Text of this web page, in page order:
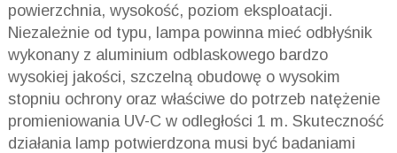
powierzchnia, wysokość, poziom eksploatacji.
Niezależnie od typu, lampa powinna mieć odbłyśnik
wykonany z aluminium odblaskowego bardzo
wysokiej jakości, szczelną obudowę o wysokim
stopniu ochrony oraz właściwe do potrzeb natężenie
promieniowania UV-C w odległości 1 m. Skuteczność
działania lamp potwierdzona musi być badaniami